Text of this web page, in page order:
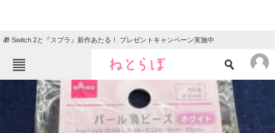
🎁 Switch 2と『スプラ』新作あたる！ プレゼントキャンペーン実施中
ねとらぼメニュー
ニュース
クイズ